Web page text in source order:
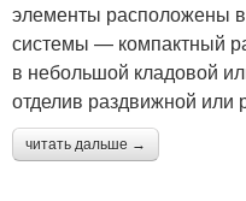
элементы расположены
системы — компактный
в небольшой кладовой
отделив раздвижной
читать дальше →